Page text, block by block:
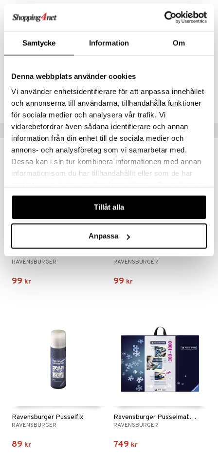
Samtycke Information Om
Denna webbplats använder cookies
Vi använder enhetsidentifierare för att anpassa innehållet
och annonserna till användarna, tillhandahålla funktioner
för sociala medier och analysera vår trafik. Vi
vidarebefordrar även sådana identifierare och annan
information från din enhet till de sociala medier och
annons- och analysföretag som vi samarbetar med.
Dessa kan i sin tur kombinera informationen med annan
information som du har tillhandahållit eller som de har
våra cookies vid fortsatt användande av vår webbplats.
Tillåt alla
Anpassa
TRB66-1-XX
Lägsta pris senaste 30 dagarna: 99 kr
Tips till dig
RAVENSBURGER
99 kr
RAVENSBURGER
99 kr
Ravensburger Pusselfix
RAVENSBURGER
89 kr
Ravensburger Pusselmatta m. Förvaring 300-1000 Bit
RAVENSBURGER
749 kr